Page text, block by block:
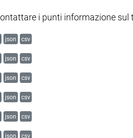
i punti informazione sul
json csv
json csv
json csv
json csv
json csv
json csv